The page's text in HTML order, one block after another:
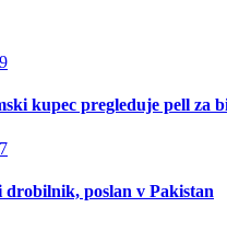
kupec pregleduje pell za
poslan v Pakistan